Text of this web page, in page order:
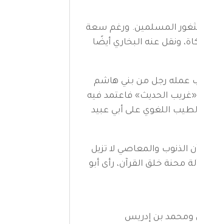
المسلمين. ورغم سعة
ونقل عنه البخاري أيضًا
عمله رجل من بني هاشم
الحديث» فاعتمد فيه
اللغوي على أبي عبيد
الذنوب والمعاصي لا تزيل
محنة خلق القرآن، رأى أبو
ومحمد بن إدريس